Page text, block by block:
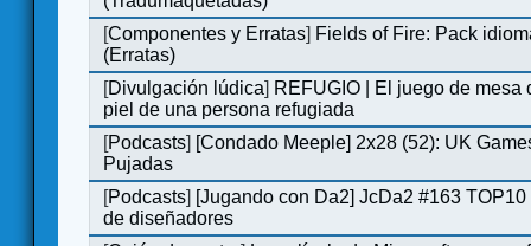
[Componentes y Erratas] Fields of Fire: Pack
(Erratas)
[Divulgación lúdica] REFUGIO | El juego de mesa
piel de una persona refugiada
[Podcasts] [Condado Meeple] 2x28 (52): UK
Pujadas
[Podcasts] [Jugando con Da2] JcDa2 #163
de diseñadores